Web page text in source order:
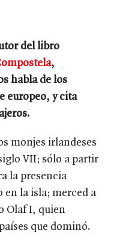
del libro
,
habla de los
europeo, y cita
monjes irlandeses
VII; sólo a partir
la presencia
la isla; merced a
Olaf I, quien
que dominó.